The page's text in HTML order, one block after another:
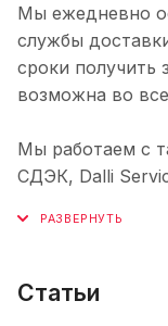
Мы ежедневно
службы
сроки получить
возможна во
Мы работаем с
СДЭК, Dalli
Статьи